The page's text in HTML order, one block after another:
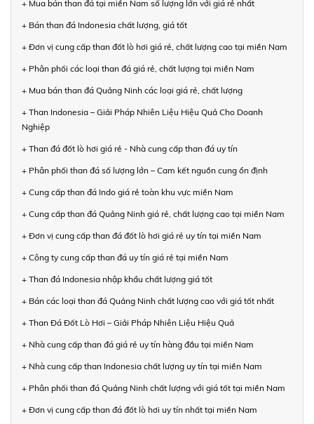
+ Mua bán than đá tại miền Nam số lượng lớn với giá rẻ nhất
+ Bán than đá Indonesia chất lượng, giá tốt
+ Đơn vị cung cấp than đốt lò hơi giá rẻ, chất lượng cao tại miền Nam
+ Phân phối các loại than đá giá rẻ, chất lượng tại miền Nam
+ Mua bán than đá Quảng Ninh các loại giá rẻ, chất lượng
+ Than Indonesia – Giải Pháp Nhiên Liệu Hiệu Quả Cho Doanh
Nghiệp
+ Than đá đốt lò hơi giá rẻ - Nhà cung cấp than đá uy tín
+ Phân phối than đá số lượng lớn – Cam kết nguồn cung ổn định
+ Cung cấp than đá Indo giá rẻ toàn khu vực miền Nam
+ Cung cấp than đá Quảng Ninh giá rẻ, chất lượng cao tại miền Nam
+ Đơn vị cung cấp than đá đốt lò hơi giá rẻ uy tín tại miền Nam
+ Công ty cung cấp than đá uy tín giá rẻ tại miền Nam
+ Than đá Indonesia nhập khẩu chất lượng giá tốt
+ Bán các loại than đá Quảng Ninh chất lượng cao với giá tốt nhất
+ Than Đá Đốt Lò Hơi – Giải Pháp Nhiên Liệu Hiệu Quả
+ Nhà cung cấp than đá giá rẻ uy tín hàng đầu tại miền Nam
+ Nhà cung cấp than Indonesia chất lượng uy tín tại miền Nam
+ Phân phối than đá Quảng Ninh chất lượng với giá tốt tại miền Nam
+ Đơn vị cung cấp than đá đốt lò hơi uy tín nhất tại miền Nam